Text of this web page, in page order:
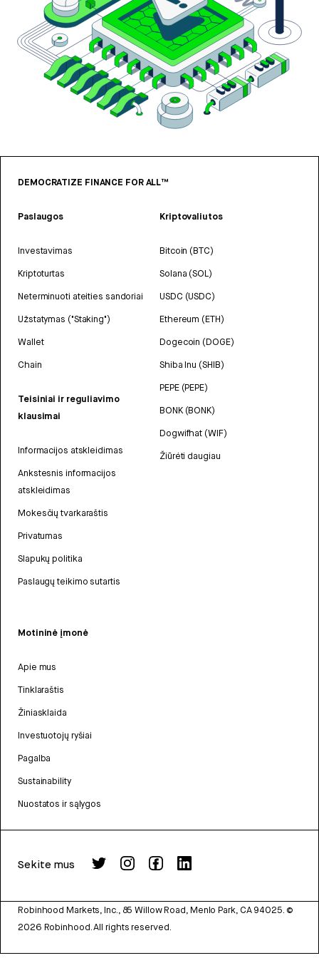
DEMOCRATIZE FINANCE FOR ALL™
Paslaugos
Investavimas
Kriptoturtas
Neterminuoti ateities sandoriai
Užstatymas ("Staking")
Wallet
Chain
Teisiniai ir reguliavimo
klausimai
Informacijos atskleidimas
Ankstesnis informacijos
atskleidimas
Mokesčių tvarkaraštis
Privatumas
Slapukų politika
Paslaugų teikimo sutartis
Kriptovaliutos
Bitcoin (BTC)
Solana (SOL)
USDC (USDC)
Ethereum (ETH)
Dogecoin (DOGE)
Shiba Inu (SHIB)
PEPE (PEPE)
BONK (BONK)
Dogwifhat (WIF)
Žiūrėti daugiau
Motininė įmonė
Apie mus
Tinklaraštis
Žiniasklaida
Investuotojų ryšiai
Pagalba
Sustainability
Nuostatos ir sąlygos
Sekite mus
Robinhood Markets, Inc., 85 Willow Road, Menlo Park, CA 94025. ©
2026 Robinhood. All rights reserved.